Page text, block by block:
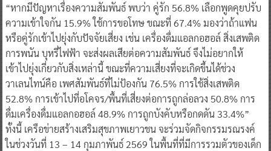
“หากมีปัญหาเรื่องความสัมพันธ์ พบว่า คู่รัก 56.8% เลือกพูดคุยปรับ
ความเข้าใจกัน 15.9% ใช้การขอโทษ ขณะที่ 67.4% มองว่าถ้าแฟน
หรือคู่รักเข้าไปยุ่งกับปัจจัยเสี่ยง เช่น เครื่องดื่มแอลกอฮอล์ สิ่งเสพติด
การพนัน บุหรี่ไฟฟ้า จะส่งผลเสียต่อความสัมพันธ์ จึงไม่อยากให้
เข้าไปยุ่งเกี่ยวกับสิ่งเหล่านี้ ขณะที่ความเสี่ยงที่จะเกิดขึ้นได้ช่วง
วาเลนไทน์คือ เพศสัมพันธ์ที่ไม่ป้องกัน 76.5% การใช้สิ่งเสพติด
52.8% การเข้าไปที่อโคจร/พื้นที่เสี่ยงต่อการถูกล่อลวง 50.8% การ
ดื่มเครื่องดื่มแอลกอฮอล์ 48.9% การถูกบังคับหรือกดดัน 33.4%”
ทั้งนี้ เครือข่ายสร้างเสริมสุขภาพเยาวชน จะร่วมจัดกิจกรรมรณรงค์
ในช่วงวันที่ 13 – 14 กุมภาพันธ์ 2569 ในพื้นที่ที่มีการรวมตัวของเด็ก